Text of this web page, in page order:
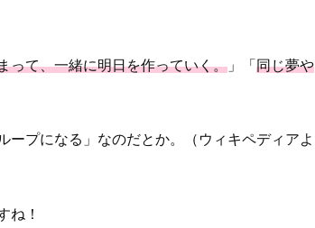
って、一緒に明日を作っていく。 」「同じ夢や
プになる」なのだとか。（ウィキペディアよ
ね！